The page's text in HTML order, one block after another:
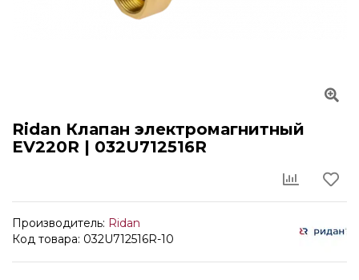
Ridan Клапан электромагнитный
EV220R | 032U712516R
Производитель: Ridan
Код товара: 032U712516R-10